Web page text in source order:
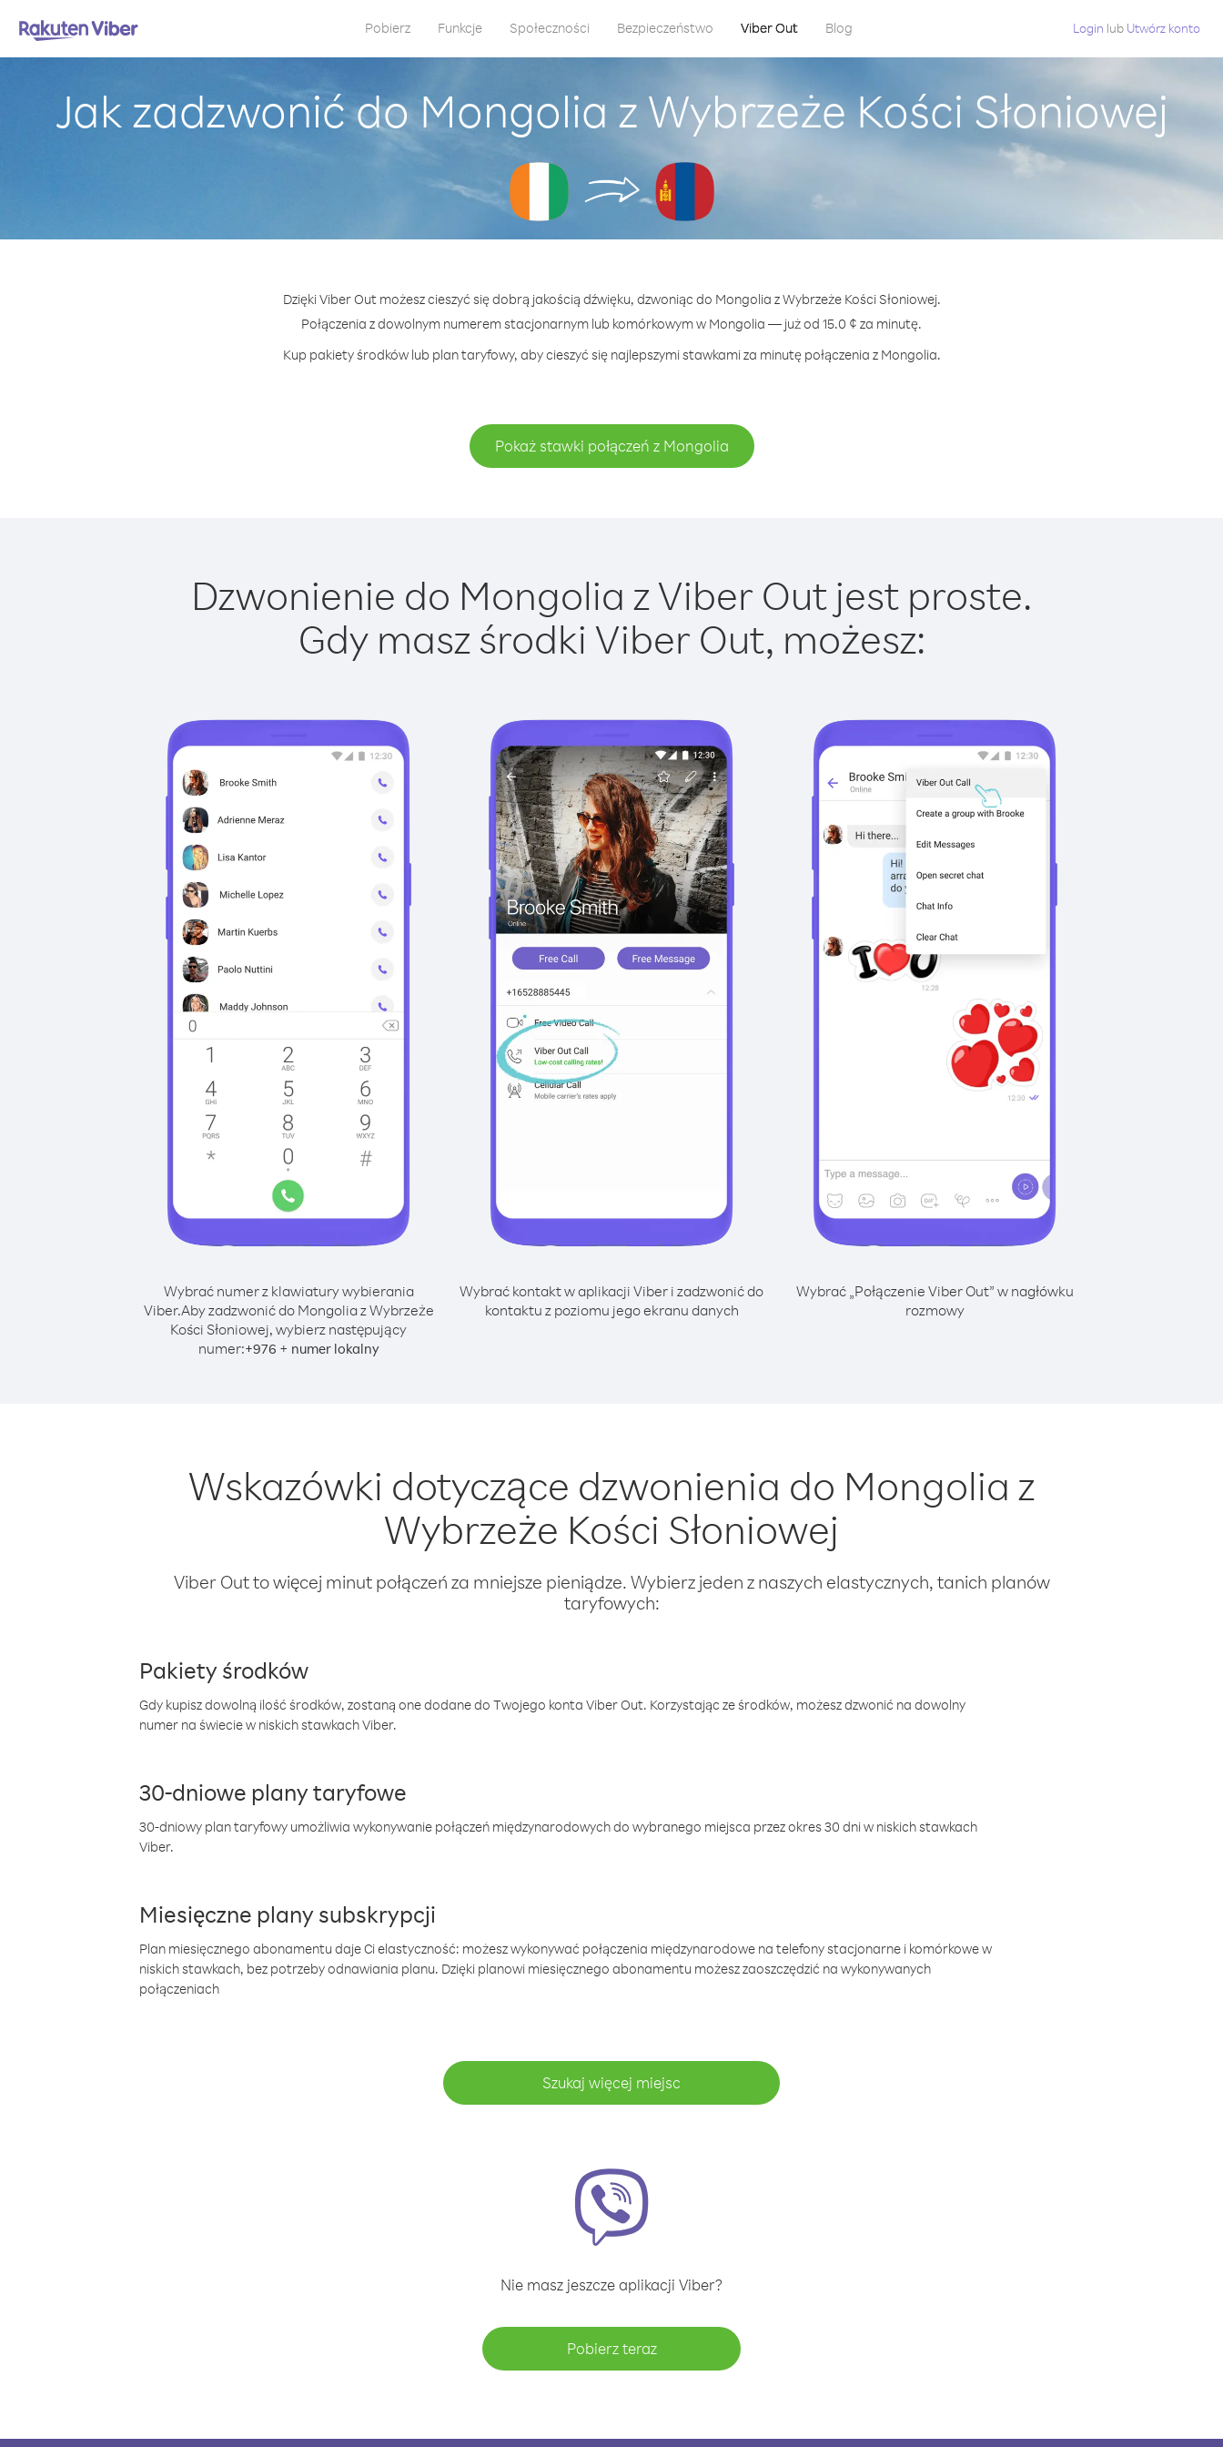
Pobierz Funkcje Społeczności Bezpieczeństwo Viber Out Blog Login lub Utwórz konto
Jak zadzwonić do Mongolia z Wybrzeże Kości Słoniowej
Dzięki Viber Out możesz cieszyć się dobrą jakością dźwięku, dzwoniąc do Mongolia z Wybrzeże Kości Słoniowej.
Połączenia z dowolnym numerem stacjonarnym lub komórkowym w Mongolia — już od 15.0 ¢ za minutę.
Kup pakiety środków lub plan taryfowy, aby cieszyć się najlepszymi stawkami za minutę połączenia z Mongolia.
Pokaż stawki połączeń z Mongolia
Dzwonienie do Mongolia z Viber Out jest proste.
Gdy masz środki Viber Out, możesz:
Wybrać numer z klawiatury wybierania
Viber.Aby zadzwonić do Mongolia z Wybrzeże
Kości Słoniowej, wybierz następujący
numer:+976 + numer lokalny
Wybrać kontakt w aplikacji Viber i zadzwonić do
kontaktu z poziomu jego ekranu danych
Wybrać „Połączenie Viber Out” w nagłówku
rozmowy
Wskazówki dotyczące dzwonienia do Mongolia z
Wybrzeże Kości Słoniowej
Viber Out to więcej minut połączeń za mniejsze pieniądze. Wybierz jeden z naszych elastycznych, tanich planów
taryfowych:
Pakiety środków
Gdy kupisz dowolną ilość środków, zostaną one dodane do Twojego konta Viber Out. Korzystając ze środków, możesz dzwonić na dowolny
numer na świecie w niskich stawkach Viber.
30-dniowe plany taryfowe
30-dniowy plan taryfowy umożliwia wykonywanie połączeń międzynarodowych do wybranego miejsca przez okres 30 dni w niskich stawkach
Viber.
Miesięczne plany subskrypcji
Plan miesięcznego abonamentu daje Ci elastyczność: możesz wykonywać połączenia międzynarodowe na telefony stacjonarne i komórkowe w
niskich stawkach, bez potrzeby odnawiania planu. Dzięki planowi miesięcznego abonamentu możesz zaoszczędzić na wykonywanych
połączeniach
Szukaj więcej miejsc
Nie masz jeszcze aplikacji Viber?
Pobierz teraz